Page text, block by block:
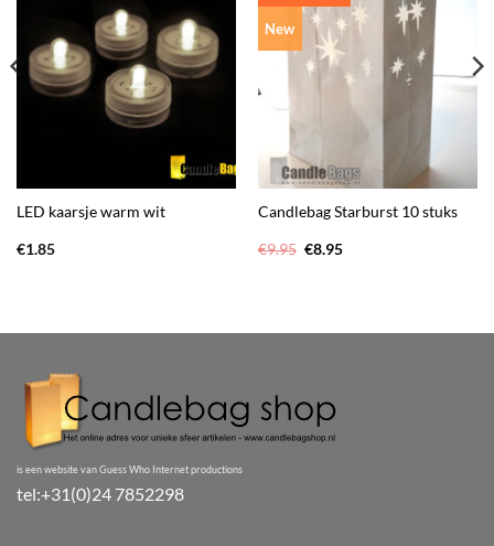
LED kaarsje warm wit
€1.85
New
Candlebag Starburst 10 stuks
€9.95 Oorspronkelijke
€8.95Huidige
is een website van Guess Who Internet productions
tel:+31(0)24 7852298